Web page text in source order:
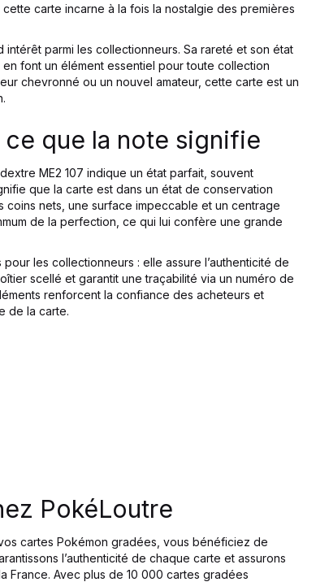
carte incarne à la fois la nostalgie des premières
parmi les collectionneurs. Sa rareté et son état
font un élément essentiel pour toute collection
chevronné ou un nouvel amateur, cette carte est un
que la note signifie
ME2 107 indique un état parfait, souvent
que la carte est dans un état de conservation
nets, une surface impeccable et un centrage
de la perfection, ce qui lui confère une grande
les collectionneurs : elle assure l’authenticité de
scellé et garantit une traçabilité via un numéro de
renforcent la confiance des acheteurs et
de la carte.
PokéLoutre
cartes Pokémon gradées, vous bénéficiez de
l’authenticité de chaque carte et assurons
France. Avec plus de 10 000 cartes gradées